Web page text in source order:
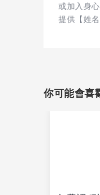
或加入身
提供【姓
你可能會喜